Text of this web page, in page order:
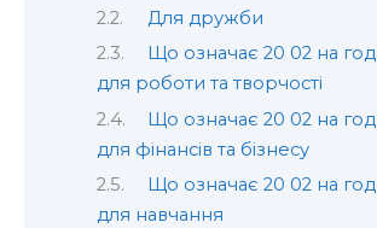
Для дружби
Що означає 20 02 на
для роботи та творчості
Що означає 20 02 на
для фінансів та бізнесу
Що означає 20 02 на
для навчання